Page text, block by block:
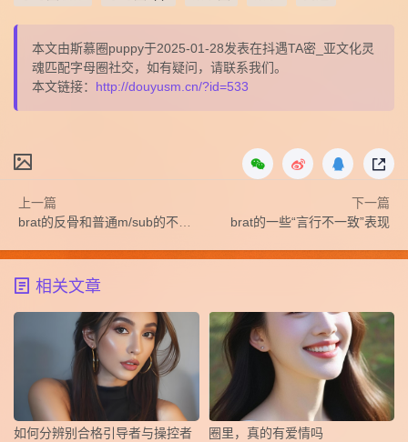
本文由斯慕圈puppy于2025-01-28发表在抖遇TA密_亚文化灵
魂匹配字母圈社交，如有疑问，请联系我们。
本文链接： http://douyusm.cn/?id=533
上一篇
brat的反骨和普通m/sub的不听话区别在哪?
下一篇
brat的一些“言行不一致”表现
相关文章
如何分辨别合格引导者与操控者 圈里，真的有爱情吗